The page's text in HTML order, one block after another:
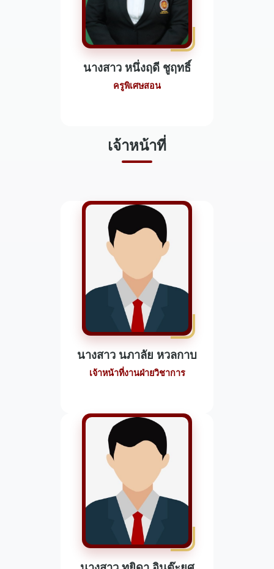
นางสาว หนึ่งฤดี ชูฤทธิ์
ครูพิเศษสอน
เจ้าหน้าที่
นางสาว นภาลัย หวลกาบ
เจ้าหน้าที่งานฝ่ายวิชาการ